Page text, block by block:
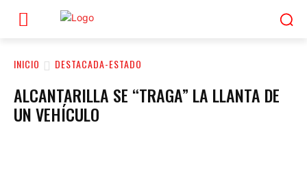
INICIO DESTACADA-ESTADO
ALCANTARILLA SE “TRAGA” LA LLANTA DE
UN VEHÍCULO